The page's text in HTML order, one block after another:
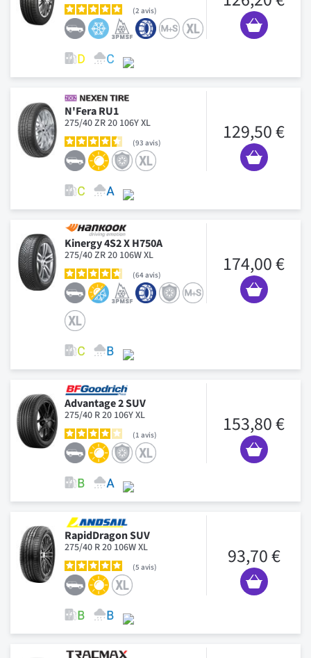
2 avis
N'Fera RU1
275/40 ZR 20 106Y XL
93 avis 129,50 €
Kinergy 4S2 X H750A
275/40 ZR 20 106W XL
64avis 174,00 €
Advantage 2 SUV
275/40 R 20 106Y XL
1 avis 153,80 €
RapidDragon SUV
275/40 R 20 106W XL
5 avis 93,70 €